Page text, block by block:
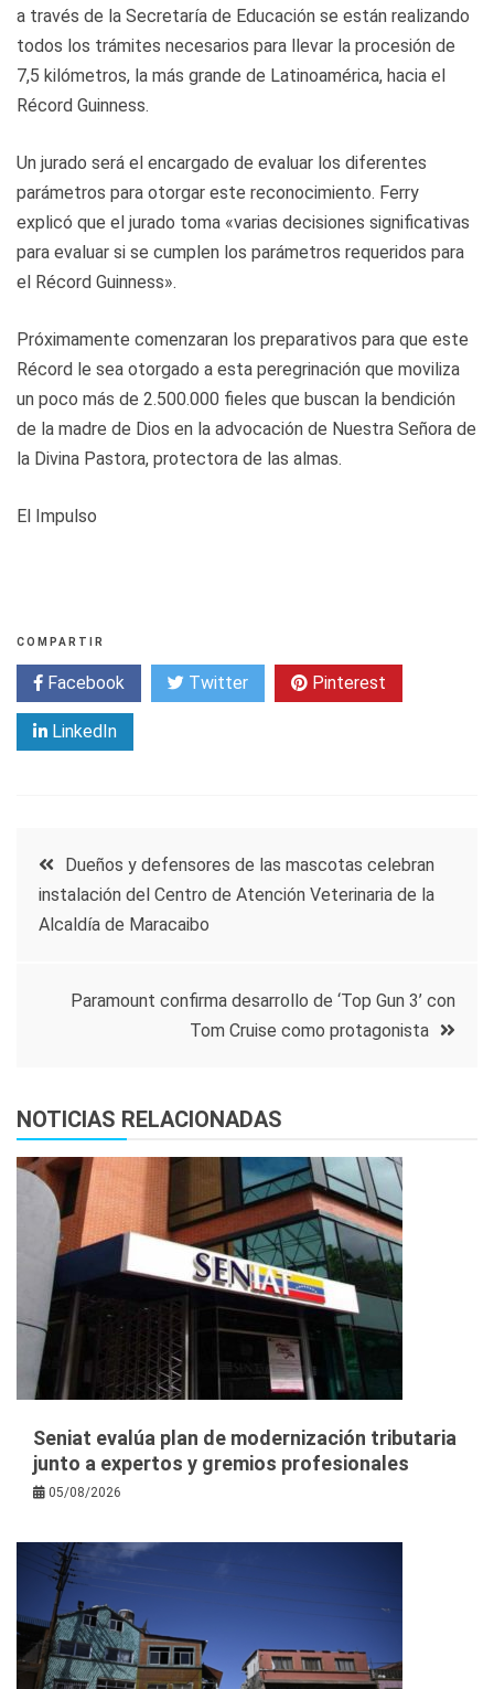
a través de la Secretaría de Educación se están realizando
todos los trámites necesarios para llevar la procesión de
7,5 kilómetros, la más grande de Latinoamérica, hacia el
Récord Guinness.
Un jurado será el encargado de evaluar los diferentes
parámetros para otorgar este reconocimiento. Ferry
explicó que el jurado toma «varias decisiones significativas
para evaluar si se cumplen los parámetros requeridos para
el Récord Guinness».
Próximamente comenzaran los preparativos para que este
Récord le sea otorgado a esta peregrinación que moviliza
un poco más de 2.500.000 fieles que buscan la bendición
de la madre de Dios en la advocación de Nuestra Señora de
la Divina Pastora, protectora de las almas.
El Impulso
COMPARTIR
Facebook Twitter Pinterest
LinkedIn
Navegación
de
Dueños y defensores de las mascotas celebran
instalación del Centro de Atención Veterinaria de la
Alcaldía de Maracaibo
Paramount confirma desarrollo de ‘Top Gun 3’ con
Tom Cruise como protagonista
NOTICIAS RELACIONADAS
Seniat evalúa plan de modernización tributaria
junto a expertos y gremios profesionales
05/08/2026